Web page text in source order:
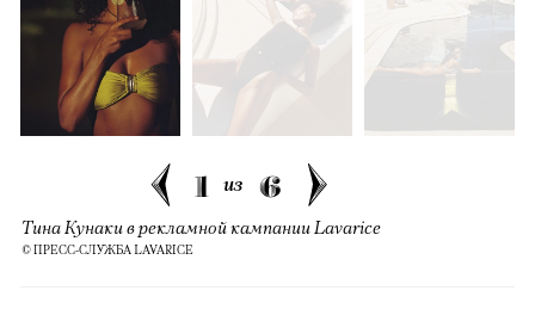
1 из 6
Тина Кунаки в рекламной кампании Lavarice
© ПРЕСС-СЛУЖБА LAVARICE